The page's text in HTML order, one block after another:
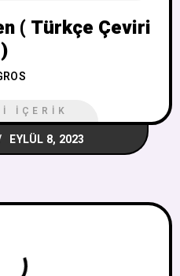
( Türkçe Çeviri
)
İÇERIK
EYLÜL 8, 2023